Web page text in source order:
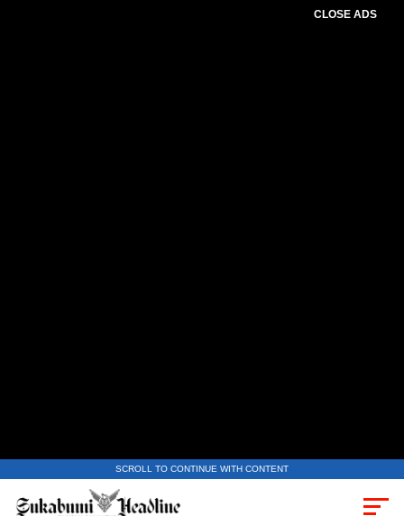
CLOSE ADS
SCROLL TO CONTINUE WITH CONTENT